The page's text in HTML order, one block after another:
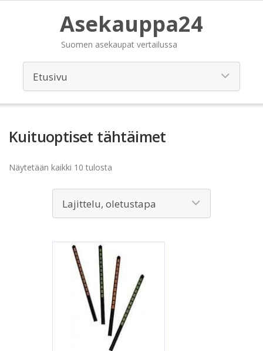
Asekauppa24
Suomen asekaupat vertailussa
Kuituoptiset tähtäimet
Näytetään kaikki 10 tulosta